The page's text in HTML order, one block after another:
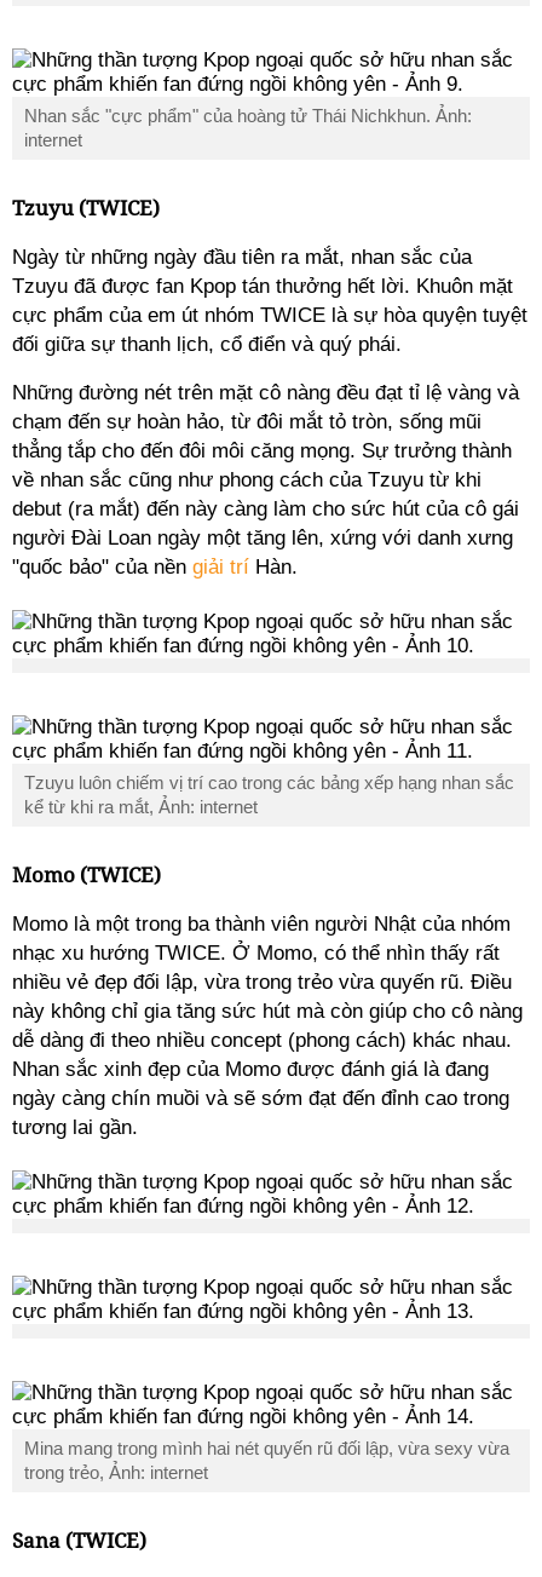
Nhan sắc "cực phẩm" của hoàng tử Thái Nichkhun. Ảnh:
internet
Tzuyu (TWICE)
Ngày từ những ngày đầu tiên ra mắt, nhan sắc của
Tzuyu đã được fan Kpop tán thưởng hết lời. Khuôn mặt
cực phẩm của em út nhóm TWICE là sự hòa quyện tuyệt
đối giữa sự thanh lịch, cổ điển và quý phái.
Những đường nét trên mặt cô nàng đều đạt tỉ lệ vàng và
chạm đến sự hoàn hảo, từ đôi mắt tỏ tròn, sống mũi
thẳng tắp cho đến đôi môi căng mọng. Sự trưởng thành
về nhan sắc cũng như phong cách của Tzuyu từ khi
debut (ra mắt) đến này càng làm cho sức hút của cô gái
người Đài Loan ngày một tăng lên, xứng với danh xưng
"quốc bảo" của nền giải trí Hàn.
Tzuyu luôn chiếm vị trí cao trong các bảng xếp hạng nhan sắc
kể từ khi ra mắt, Ảnh: internet
Momo (TWICE)
Momo là một trong ba thành viên người Nhật của nhóm
nhạc xu hướng TWICE. Ở Momo, có thể nhìn thấy rất
nhiều vẻ đẹp đối lập, vừa trong trẻo vừa quyến rũ. Điều
này không chỉ gia tăng sức hút mà còn giúp cho cô nàng
dễ dàng đi theo nhiều concept (phong cách) khác nhau.
Nhan sắc xinh đẹp của Momo được đánh giá là đang
ngày càng chín muồi và sẽ sớm đạt đến đỉnh cao trong
tương lai gần.
Mina mang trong mình hai nét quyến rũ đối lập, vừa sexy vừa
trong trẻo, Ảnh: internet
Sana (TWICE)